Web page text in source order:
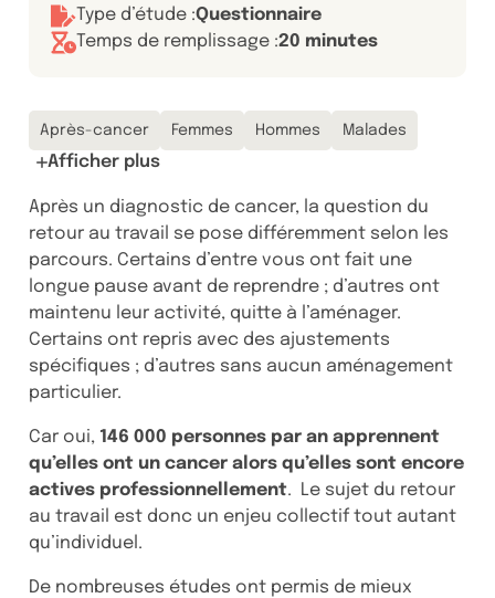
Type d’étude :Questionnaire
Temps de remplissage :20 minutes
Thématiques associées :
Après-cancer Femmes Hommes Malades
Afficher plus
Après un diagnostic de cancer, la question du
retour au travail se pose différemment selon les
parcours. Certains d’entre vous ont fait une
longue pause avant de reprendre ; d’autres ont
maintenu leur activité, quitte à l’aménager.
Certains ont repris avec des ajustements
spécifiques ; d’autres sans aucun aménagement
particulier.
Car oui, 146 000 personnes par an apprennent
qu’elles ont un cancer alors qu’elles sont encore
actives professionnellement. Le sujet du retour
au travail est donc un enjeu collectif tout autant
qu’individuel.
De nombreuses études ont permis de mieux